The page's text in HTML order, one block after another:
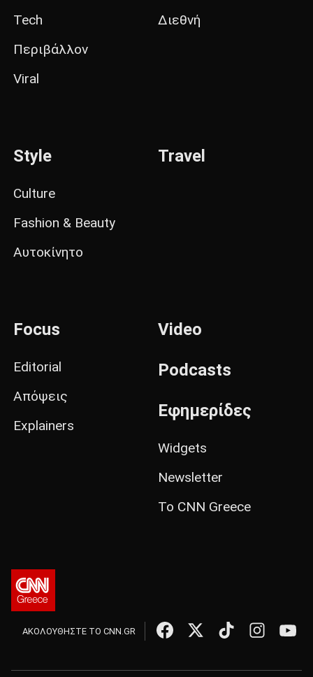
Tech
Περιβάλλον
Viral
Διεθνή
Style
Culture
Fashion & Beauty
Αυτοκίνητο
Travel
Focus
Editorial
Απόψεις
Explainers
Video
Podcasts
Εφημερίδες
Widgets
Newsletter
Το CNN Greece
ΑΚΟΛΟΥΘΗΣΤΕ ΤΟ CNN.GR